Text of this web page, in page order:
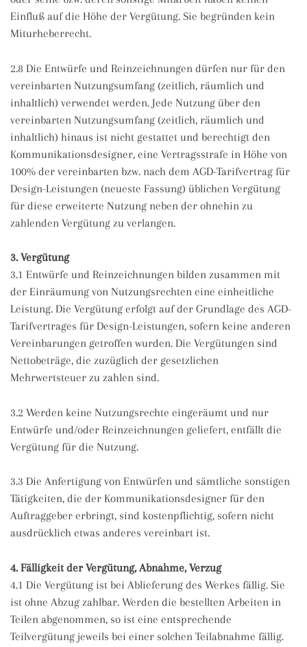
Einfluß auf die Höhe der Vergütung. Sie begründen kein
Miturheberrecht.
2.8 Die Entwürfe und Reinzeichnungen dürfen nur für den
vereinbarten Nutzungsumfang (zeitlich, räumlich und
inhaltlich) verwendet werden. Jede Nutzung über den
vereinbarten Nutzungsumfang (zeitlich, räumlich und
inhaltlich) hinaus ist nicht gestattet und berechtigt den
Kommunikationsdesigner, eine Vertragsstrafe in Höhe von
100% der vereinbarten bzw. nach dem AGD-Tarifvertrag für
Design-Leistungen (neueste Fassung) üblichen Vergütung
für diese erweiterte Nutzung neben der ohnehin zu
zahlenden Vergütung zu verlangen.
3. Vergütung
3.1 Entwürfe und Reinzeichnungen bilden zusammen mit
der Einräumung von Nutzungsrechten eine einheitliche
Leistung. Die Vergütung erfolgt auf der Grundlage des AGD-
Tarifvertrages für Design-Leistungen, sofern keine anderen
Vereinbarungen getroffen wurden. Die Vergütungen sind
Nettobeträge, die zuzüglich der gesetzlichen
Mehrwertsteuer zu zahlen sind.
3.2 Werden keine Nutzungsrechte eingeräumt und nur
Entwürfe und/oder Reinzeichnungen geliefert, entfällt die
Vergütung für die Nutzung.
3.3 Die Anfertigung von Entwürfen und sämtliche sonstigen
Tätigkeiten, die der Kommunikationsdesigner für den
Auftraggeber erbringt, sind kostenpflichtig, sofern nicht
ausdrücklich etwas anderes vereinbart ist.
4. Fälligkeit der Vergütung, Abnahme, Verzug
4.1 Die Vergütung ist bei Ablieferung des Werkes fällig. Sie
ist ohne Abzug zahlbar. Werden die bestellten Arbeiten in
Teilen abgenommen, so ist eine entsprechende
Teilvergütung jeweils bei einer solchen Teilabnahme fällig.